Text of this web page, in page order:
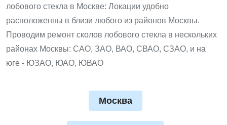
лобового стекла в Москве: Локации удобно
расположенны в близи любого из районов Москвы.
Проводим ремонт сколов лобового стекла в нескольких
районах Москвы: САО, ЗАО, ВАО, СВАО, СЗАО, и на
юге - ЮЗАО, ЮАО, ЮВАО
Москва